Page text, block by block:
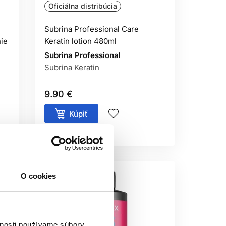
O cookies
oxidantu a správny postup. Pri
Nesprávne zvolený odtieň alebo
vlasov.
ZNAČKY?
než značka je však to, aby
pokožku hlavy, masku podľa stavu
Oficiálna distribúcia
Subrina Professional Care
Keratin lotion 480ml
Subrina Professional
Subrina Keratin
9.90 €
Kúpiť